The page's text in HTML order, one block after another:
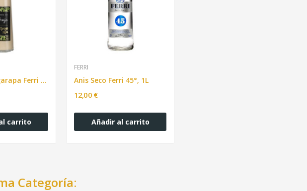
Crema Mongarapa Ferri 70cl
carrito
FERRI
Anis Seco Ferri 45°, 1L
12,00 €
Añadir al carrito
Categoría: